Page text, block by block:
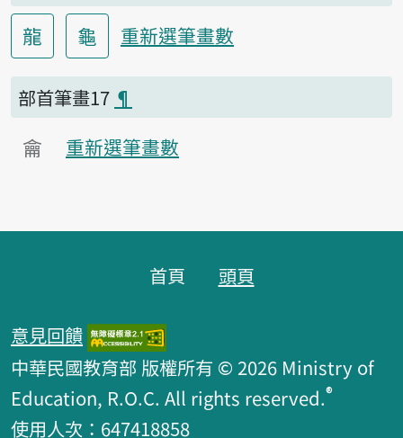
龍 龜 重新選筆畫數
部首筆畫17 ¶
龠 重新選筆畫數
首頁 頭頁
意見回饋
中華民國教育部 版權所有 © 2026 Ministry of
Education, R.O.C. All rights reserved.®
使用人次：647418858